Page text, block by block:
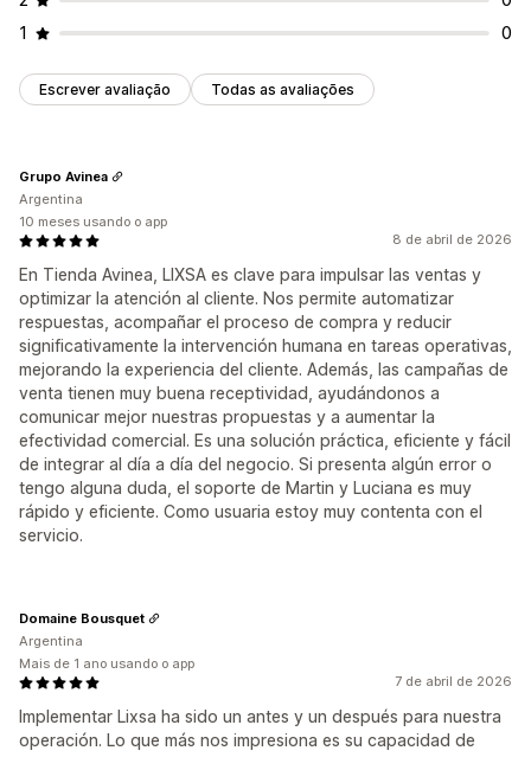
1
0
Escrever avaliação Todas as avaliações
8 de abril de 2026
En Tienda Avinea, LIXSA es clave para impulsar las ventas y
optimizar la atención al cliente. Nos permite automatizar
respuestas, acompañar el proceso de compra y reducir
significativamente la intervención humana en tareas operativas,
mejorando la experiencia del cliente. Además, las campañas de
venta tienen muy buena receptividad, ayudándonos a
comunicar mejor nuestras propuestas y a aumentar la
efectividad comercial. Es una solución práctica, eficiente y fácil
de integrar al día a día del negocio. Si presenta algún error o
tengo alguna duda, el soporte de Martin y Luciana es muy
rápido y eficiente. Como usuaria estoy muy contenta con el
servicio.
Grupo Avinea
Argentina
10 meses usando o app
7 de abril de 2026
Implementar Lixsa ha sido un antes y un después para nuestra
operación. Lo que más nos impresiona es su capacidad de
Domaine Bousquet
Argentina
Mais de 1 ano usando o app